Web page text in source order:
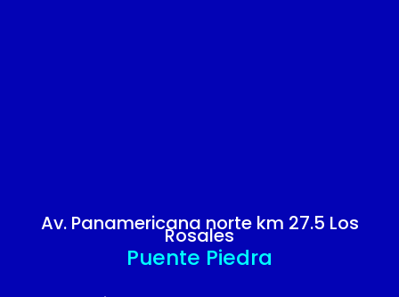
Av. Panamericana norte km 27.5 Los
Rosales
Puente Piedra